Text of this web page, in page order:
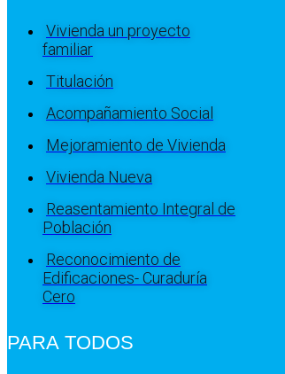
Vivienda un proyecto
familiar
Titulación
Acompañamiento Social
Mejoramiento de Vivienda
Vivienda Nueva
Reasentamiento Integral de
Población
Reconocimiento de
Edificaciones- Curaduría
Cero
PARA TODOS